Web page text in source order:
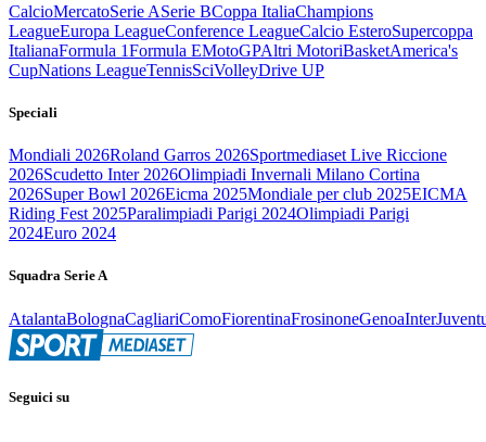
CalcioMercatoSerie ASerie BCoppa ItaliaChampions
LeagueEuropa LeagueConference LeagueCalcio EsteroSupercoppa
ItalianaFormula 1Formula EMotoGPAltri MotoriBasketAmerica's
CupNations LeagueTennisSciVolleyDrive UP
Speciali
Mondiali 2026Roland Garros 2026Sportmediaset Live Riccione
2026Scudetto Inter 2026Olimpiadi Invernali Milano Cortina
2026Super Bowl 2026Eicma 2025Mondiale per club 2025EICMA
Riding Fest 2025Paralimpiadi Parigi 2024Olimpiadi Parigi
2024Euro 2024
Squadra Serie A
AtalantaBolognaCagliariComoFiorentinaFrosinoneGenoaInter
Seguici su